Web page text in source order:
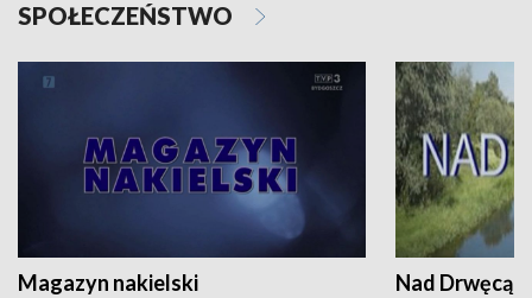
SPOŁECZEŃSTWO
Magazyn nakielski Nad Drwęcą